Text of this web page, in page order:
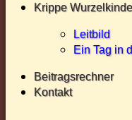
Krippe
Leitbild
Ein Tag in
Beitragsrechner
Kontakt